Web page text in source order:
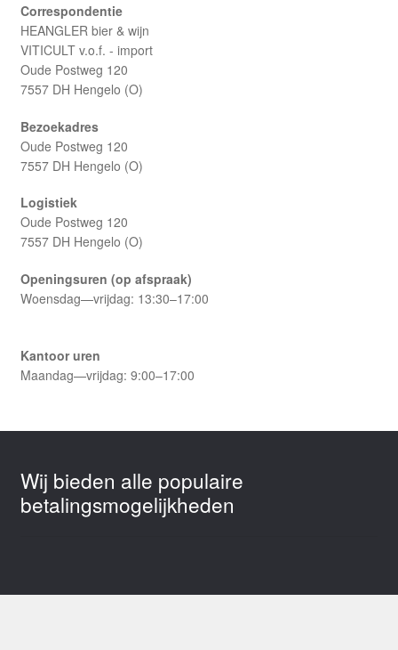
Correspondentie
HEANGLER bier & wijn
VITICULT v.o.f. - import
Oude Postweg 120
7557 DH Hengelo (O)
Bezoekadres
Oude Postweg 120
7557 DH Hengelo (O)
Logistiek
Oude Postweg 120
7557 DH Hengelo (O)
Openingsuren (op afspraak)
Woensdag—vrijdag: 13:30–17:00
Kantoor uren
Maandag—vrijdag: 9:00–17:00
Wij bieden alle populaire
betalingsmogelijkheden